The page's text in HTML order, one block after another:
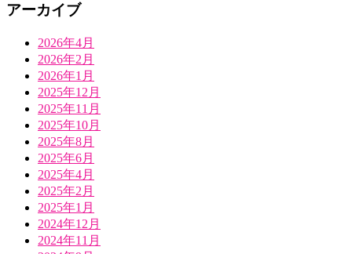
アーカイブ
2026年4月
2026年2月
2026年1月
2025年12月
2025年11月
2025年10月
2025年8月
2025年6月
2025年4月
2025年2月
2025年1月
2024年12月
2024年11月